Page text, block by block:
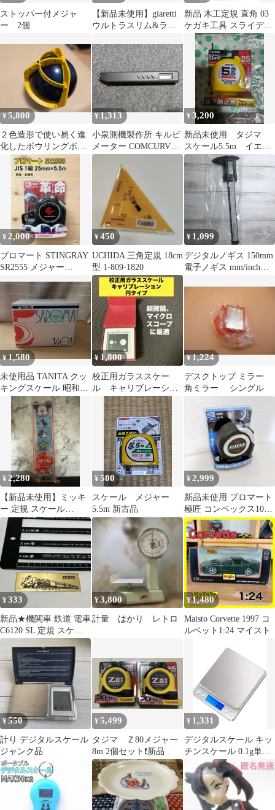
ストッパー付メジャ
ー 2個
【新品未使用】giaretti
ウルトラスリム&ライ
新品 木工定規 直角 03
ケガキ工具 スライディ
ングスコヤ T-65
¥5,800
２色造形で使い易く進
化したボウリングボー
ル用レイアウトゲージ♪
¥1,313
小泉測機製作所 キルビ
メーター COMCURVE-
9Jr 距離計測
¥3,200
新品未使用 タジマ
スケール5.5m イエロ
ー
¥ 2,000
プロマート STINGRAY
SR2555 メジャー
¥450
UCHIDA 三角定規 18cm
型 1-809-1820
¥ 1,099
デジタルノギス 150mm
電子ノギス mm/inch切
¥1,580
未使用品 TANITA クッ
キングスケール 昭和レ
トロ タニタ
¥1,800
校正用ガラススケー
ル キャリブレーショ
ンガラススケール 円
タイプ サークル
¥1,224
デスクトップ ミラー
角ミラー シングル
¥2,280
【新品未使用】ミッキ
ー 定規 スケール
National パルック 平成
当時物
¥500
スケール メジャー
5.5m 新古品
¥2,999
新品未使用 プロマート
極匠 コンベックス10m
GDK25100 JIS1級
¥333
新品★機関車 鉄道 電車
C6120 SL 定規 スケー
ル SL乗車記念 イクチ
¥3,800
計量 はかり レトロ
¥1,480
Maisto Corvette 1997 コ
ルベット1:24 マイスト
¥550
計り デジタルスケール
ジャンク品
¥5,499
タジマ Ｚ80メジャー
8m 2個セット❗️新品
¥ 1,331
デジタルスケール キッ
チンスケール 0.1g単位
電子スケール クッキン
グ